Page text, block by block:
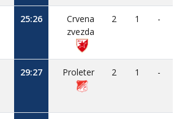
25:26
Crvena
zvezda
2 1 -
29:27 Proleter 2 1 -